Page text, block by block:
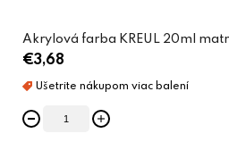
Akrylová farba KREUL 20ml
€3,68